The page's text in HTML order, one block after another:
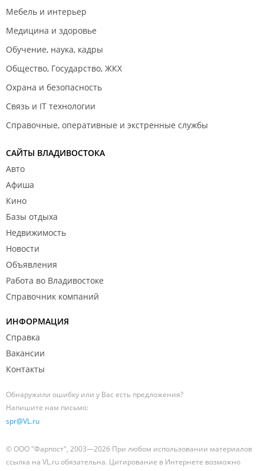
Мебель и интерьер
Медицина и здоровье
Обучение, наука, кадры
Общество, Государство, ЖКХ
Охрана и безопасность
Связь и IT технологии
Справочные, оперативные и экстренные службы
САЙТЫ ВЛАДИВОСТОКА
Авто
Афиша
Кино
Базы отдыха
Недвижимость
Новости
Объявления
Работа во Владивостоке
Справочник компаний
ИНФОРМАЦИЯ
Справка
Вакансии
Контакты
Обнаружили ошибку или у Вас есть предложения?
Напишите нам письмо:
spr@VL.ru
© ООО "Фарпост", 2003—2026 При любом использовании материалов
ссылка на VL.ru обязательна. Цитирование в Интернете возможно